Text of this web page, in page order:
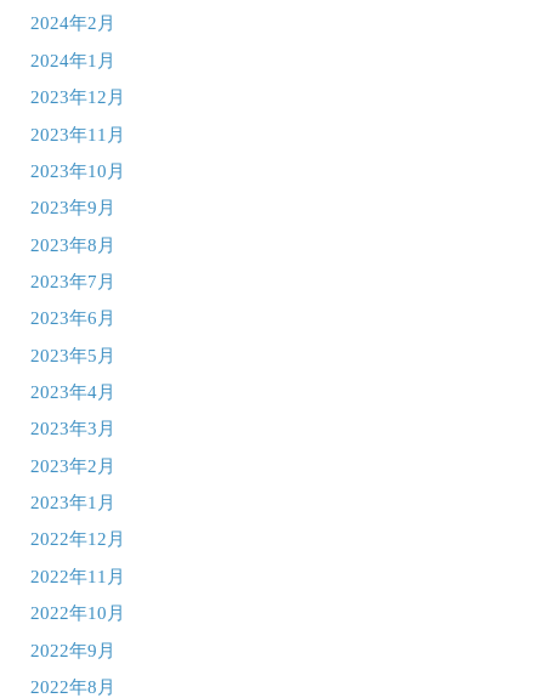
2024年2月
2024年1月
2023年12月
2023年11月
2023年10月
2023年9月
2023年8月
2023年7月
2023年6月
2023年5月
2023年4月
2023年3月
2023年2月
2023年1月
2022年12月
2022年11月
2022年10月
2022年9月
2022年8月